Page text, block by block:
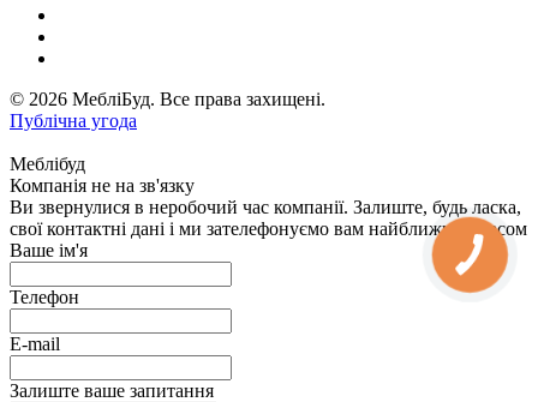
© 2026 МебліБуд. Все права захищені.
Публічна угода
Меблібуд
Компанія не на зв'язку
Ви звернулися в неробочий час компанії. Залиште, будь ласка,
свої контактні дані і ми зателефонуємо вам найближчим часом
Ваше ім'я
Телефон
E-mail
Залиште ваше запитання